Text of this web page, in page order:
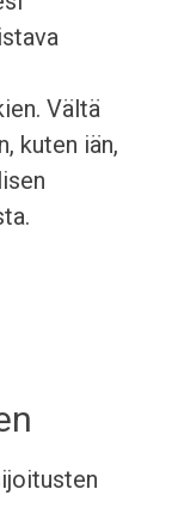
Vältä
kuten iän,